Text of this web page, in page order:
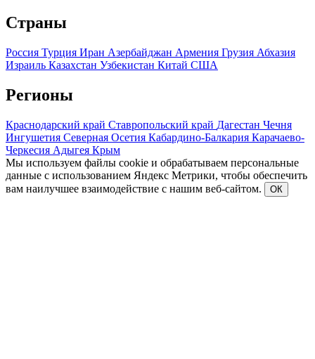
Страны
Россия Турция Иран Азербайджан Армения Грузия Абхазия
Израиль Казахстан Узбекистан Китай США
Регионы
Краснодарский край Ставропольский край Дагестан Чечня
Ингушетия Северная Осетия Кабардино-Балкария Карачаево-
Черкесия Адыгея Крым
Мы используем файлы cookie и обрабатываем персональные
данные с использованием Яндекс Метрики, чтобы обеспечить
вам наилучшее взаимодействие с нашим веб-сайтом.
ОК